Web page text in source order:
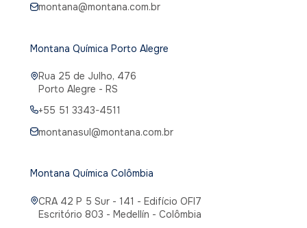
montana@montana.com.br
Montana Química Porto Alegre
Rua 25 de Julho, 476
Porto Alegre - RS
+55 51 3343-4511
montanasul@montana.com.br
Montana Química Colômbia
CRA 42 P 5 Sur - 141 - Edifício OFI7
Escritório 803 - Medellín - Colômbia